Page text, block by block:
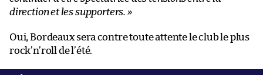
direction et les supporters. »
Oui, Bordeaux sera contre toute attente le club le plus
rock’n’roll de l’été.